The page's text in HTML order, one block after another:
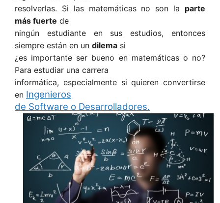
resolverlas. Si las matemáticas no son la parte
más fuerte de
ningún estudiante en sus estudios, entonces
siempre están en un dilema si
¿es importante ser bueno en matemáticas o no?
Para estudiar una carrera
informática, especialmente si quieren convertirse
en Ingenieros
de Software o Desarrolladores.